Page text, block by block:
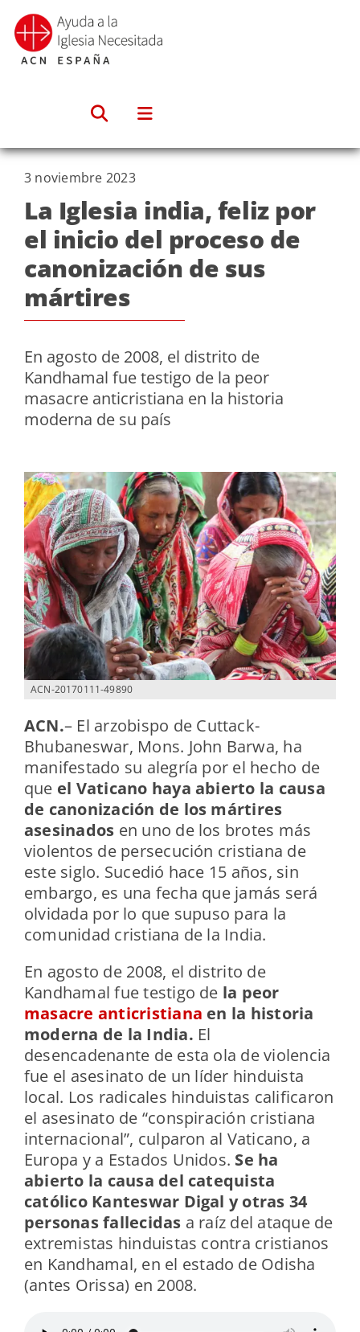
Saltar
contenido
ACN-20170111-49890
3 noviembre 2023
La Iglesia india, feliz por
el inicio del proceso de
canonización de sus
mártires
En agosto de 2008, el distrito de
Kandhamal fue testigo de la peor
masacre anticristiana en la historia
moderna de su país
ACN.– El arzobispo de Cuttack-
Bhubaneswar, Mons. John Barwa, ha
manifestado su alegría por el hecho de
que el Vaticano haya abierto la causa
de canonización de los mártires
asesinados en uno de los brotes más
violentos de persecución cristiana de
este siglo. Sucedió hace 15 años, sin
embargo, es una fecha que jamás será
olvidada por lo que supuso para la
comunidad cristiana de la India.
En agosto de 2008, el distrito de
Kandhamal fue testigo de la peor
masacre anticristiana en la historia
moderna de la India. El
desencadenante de esta ola de violencia
fue el asesinato de un líder hinduista
local. Los radicales hinduistas calificaron
el asesinato de “conspiración cristiana
internacional”, culparon al Vaticano, a
Europa y a Estados Unidos. Se ha
abierto la causa del catequista
católico Kanteswar Digal y otras 34
personas fallecidas a raíz del ataque de
extremistas hinduistas contra cristianos
en Kandhamal, en el estado de Odisha
(antes Orissa) en 2008.